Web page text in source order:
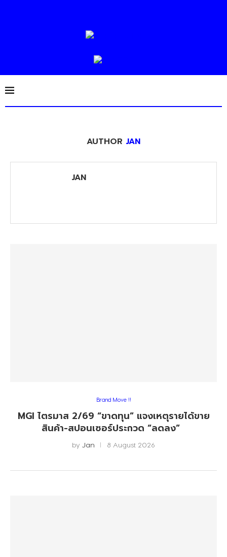
AUTHOR JAN
JAN
Brand Move !!
MGI ไตรมาส 2/69 “ขาดทุน” แจงเหตุรายได้ขาย
สินค้า-สปอนเซอร์ประกวด “ลดลง”
by Jan 8 August 2026